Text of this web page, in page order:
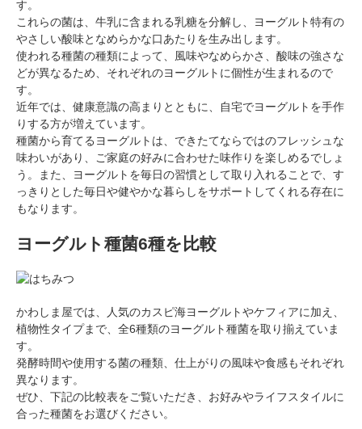
す。
これらの菌は、牛乳に含まれる乳糖を分解し、ヨーグルト特有の
やさしい酸味となめらかな口あたりを生み出します。
使われる種菌の種類によって、風味やなめらかさ、酸味の強さな
どが異なるため、それぞれのヨーグルトに個性が生まれるので
す。
近年では、健康意識の高まりとともに、自宅でヨーグルトを手作
りする方が増えています。
種菌から育てるヨーグルトは、できたてならではのフレッシュな
味わいがあり、ご家庭の好みに合わせた味作りを楽しめるでしょ
う。また、ヨーグルトを毎日の習慣として取り入れることで、す
っきりとした毎日や健やかな暮らしをサポートしてくれる存在に
もなります。
ヨーグルト種菌6種を比較
かわしま屋では、人気のカスピ海ヨーグルトやケフィアに加え、
植物性タイプまで、全6種類のヨーグルト種菌を取り揃えていま
す。
発酵時間や使用する菌の種類、仕上がりの風味や食感もそれぞれ
異なります。
ぜひ、下記の比較表をご覧いただき、お好みやライフスタイルに
合った種菌をお選びください。